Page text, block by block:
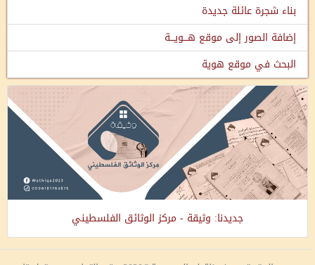
بناء شجرة عائلة جديدة
إضافة الصور إلى موقع هـــويـــة
البحث في موقع هوية
جديدنا: وثيقة - مركز الوثائق الفلسطيني